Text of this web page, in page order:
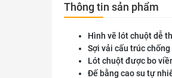
Thông tin sản phẩm
Hình vẽ lót chuột dễ
Sợi vải cấu trúc
Lót chuột được bo
Đế bằng cao su tự